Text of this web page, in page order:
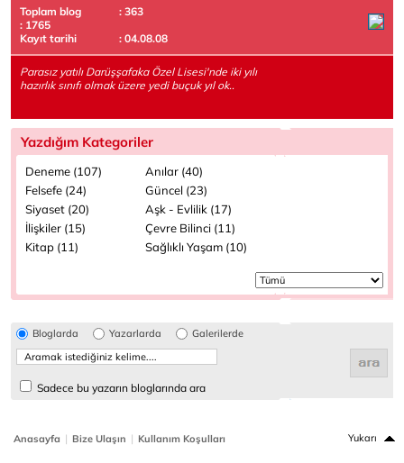
Toplam blog
: 363
: 1765
Kayıt tarihi
: 04.08.08
Parasız yatılı Darüşşafaka Özel Lisesi'nde iki yılı
hazırlık sınıfı olmak üzere yedi buçuk yıl ok..
Yazdığım Kategoriler
Deneme (107)
Anılar (40)
Felsefe (24)
Güncel (23)
Siyaset (20)
Aşk - Evlilik (17)
İlişkiler (15)
Çevre Bilinci (11)
Kitap (11)
Sağlıklı Yaşam (10)
Bloglarda Yazarlarda Galerilerde
Sadece bu yazarın bloglarında ara
Anasayfa | Bize Ulaşın | Kullanım Koşulları Yukarı